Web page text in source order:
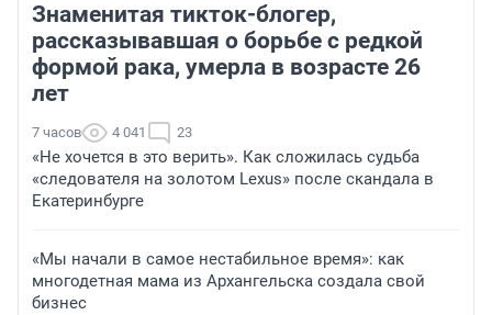
Знаменитая тикток-блогер,
рассказывавшая о борьбе с редкой
формой рака, умерла в возрасте 26
лет
7 часов 4 041 23
«Не хочется в это верить». Как сложилась судьба
«следователя на золотом Lexus» после скандала в
Екатеринбурге
«Мы начали в самое нестабильное время»: как
многодетная мама из Архангельска создала свой
бизнес